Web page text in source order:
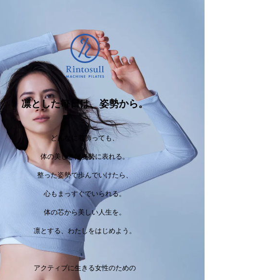
凛とした毎日は、姿勢から。
どんなに着飾っても、
体の美しさは姿勢に表れる。
整った姿勢で歩んでいけたら、
心もまっすぐでいられる。
体の芯から美しい人生を。
凛とする、わたしをはじめよう。
アクティブに生きる女性のための